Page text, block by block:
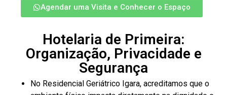
Agendar uma Visita e Conhecer o Espaço
Hotelaria de Primeira:
Organização, Privacidade e
Segurança
No Residencial Geriátrico Igara, acreditamos que o